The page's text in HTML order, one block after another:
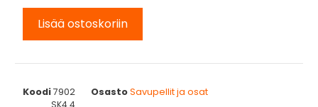
Lisää ostoskoriin
Koodi7902 OsastoSavupellit ja osat
SK4 4